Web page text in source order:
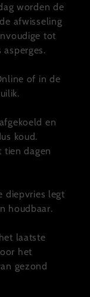
worden de
afwisseling
tot
of in de
en
koud.
tien dagen
diepvries legt
houdbaar.
laatste
het
gezond